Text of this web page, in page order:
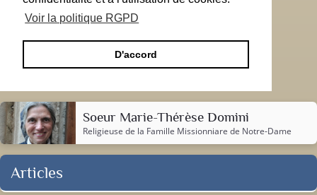
Voir la politique RGPD
D'accord
Soeur Marie-Thérèse Domini
Religieuse de la Famille Missionniare de Notre-Dame
Articles